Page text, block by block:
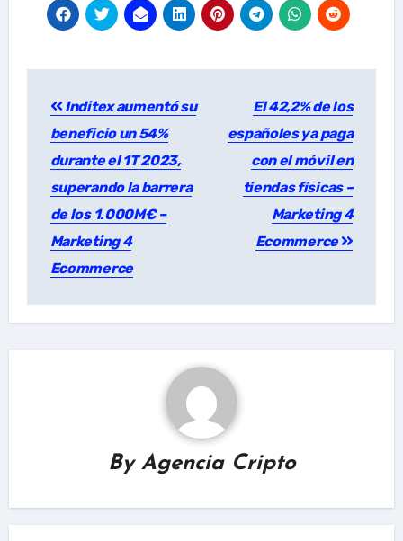
navigation
Inditex aumentó su
beneficio un 54%
durante el 1T 2023,
superando la barrera
de los 1.000M€ –
Marketing 4
Ecommerce
El 42,2% de los
españoles ya paga
con el móvil en
tiendas físicas –
Marketing 4
Ecommerce
By Agencia Cripto